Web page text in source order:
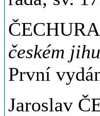
českém
První
Jaroslav